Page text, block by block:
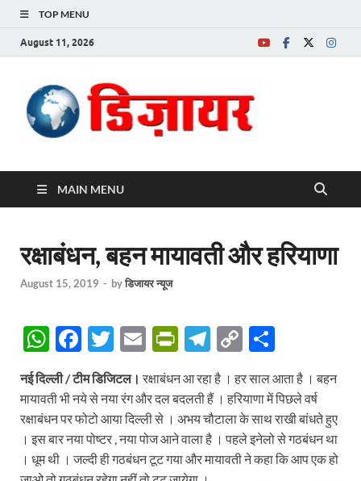
TOP MENU
August 11, 2026
MAIN MENU
रक्षाबंधन, बहन मायावती और हरियाणा
August 15, 2019 - byडिजायर न्यूज
W
h
at
s
A
p
F
ac
e
b
o
o
T
itt
er
E
m
ail
P
nt
Fr
ie
n
T
el
e
gr
a
m
C
p
y
Li
n
ar
e
नई दिल्ली / टीम डिजिटल। रक्षाबंधन आ रहा है । हर साल आता है । बहन
मायावती भी नये से नया रंग और दल बदलती हैं । हरियाणा में पिछले वर्ष
रक्षाबंधन पर फोटो आया दिल्ली से । अभय चौटाला के साथ राखी बांधते हुए
। इस बार नया पोष्टर , नया पोज आने वाला है । पहले इनेलो से गठबंधन था
। धूम थी । जल्दी ही गठबंधन टूट गया और मायावती ने कहा कि आप एक हो